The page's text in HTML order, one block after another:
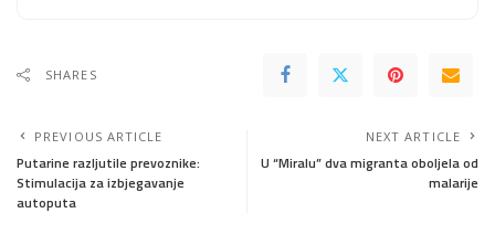
SHARES
PREVIOUS ARTICLE
Putarine razljutile prevoznike:
Stimulacija za izbjegavanje
autoputa
NEXT ARTICLE
U “Miralu” dva migranta oboljela od
malarije